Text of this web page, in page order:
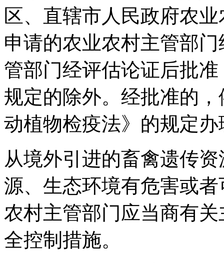
区、直辖市人民政府农
申请的农业农村主管部
管部门经评估论证后批
规定的除外。经批准的
动植物检疫法》的规定
从境外引进的畜禽遗传
源、生态环境有危害或
农村主管部门应当商有
全控制措施。